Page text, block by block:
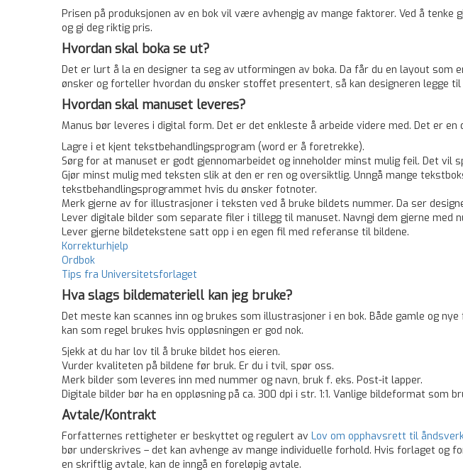
Prisen på produksjonen av en bok vil være ­avhengig av mange faktorer. Ved å
og gi deg riktig pris.
Hvordan skal boka se ut?
Det er lurt å la en designer ta seg av utformingen av boka. Da får du en layout
ønsker og ­forteller hvordan du ønsker stoffet presentert, så kan designeren legge
Hvordan skal manuset leveres?
Manus bør leveres i digital form. Det er det enkleste å arbeide videre med. Det er
Lagre i et kjent tekstbehandlings­program (word er å foretrekke).
Sørg for at manuset er godt gjennomarbeidet og inneholder minst mulig feil. Det vil
Gjør minst mulig med teksten slik at den er ren og oversiktlig. Unngå mange
tekstbehandlingsprogrammet hvis du ønsker ­fotnoter.
Merk gjerne av for illustrasjoner i ­teksten ved å bruke bildets nummer. Da ser
Lever digitale bilder som separate filer i ­tillegg til manuset. Navngi dem gjerne med
Lever ­gjerne bildetekstene satt opp i en egen fil med referanse til bildene.
Korrekturhjelp
Ordbok
Tips fra Universitetsforlaget
Hva slags ­bildemateriell kan jeg bruke?
Det meste kan ­scannes inn og brukes som ­illustrasjoner i en bok. Både gamle og
kan som regel brukes hvis oppløsningen er god nok.
Sjekk at du har lov til å bruke bildet hos eieren.
Vurder kvaliteten på bildene før bruk. Er du i tvil, spør oss.
Merk bilder som leveres inn med ­nummer og navn, bruk f. eks. Post-it lapper.
Digitale bilder bør ha en oppløsning på ca. 300 dpi i str. 1:1. Vanlige bildeformat som
Avtale/Kontrakt
Forfatternes rettigheter er beskyttet og regulert av Lov om opphavsrett til
bør underskrives – det kan avhenge av mange individuelle forhold. Hvis forlaget
en skriftlig avtale, kan de inngå en foreløpig avtale.